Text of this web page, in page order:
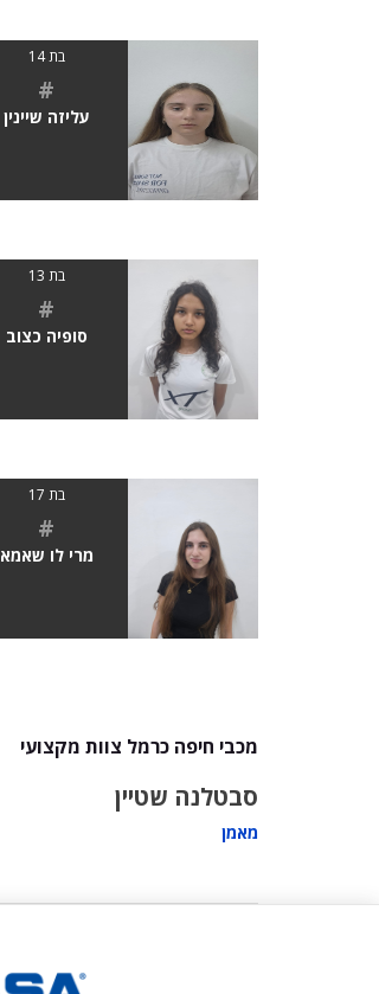
בת 14
#
עליזה שיינין
בת 13
#
סופיה כצוב
בת 17
#
מרי לו שאמא
מכבי חיפה כרמל צוות מקצועי
סבטלנה שטיין
מאמן